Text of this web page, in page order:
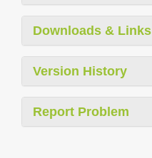
Downloads & Links
Version History
Report Problem